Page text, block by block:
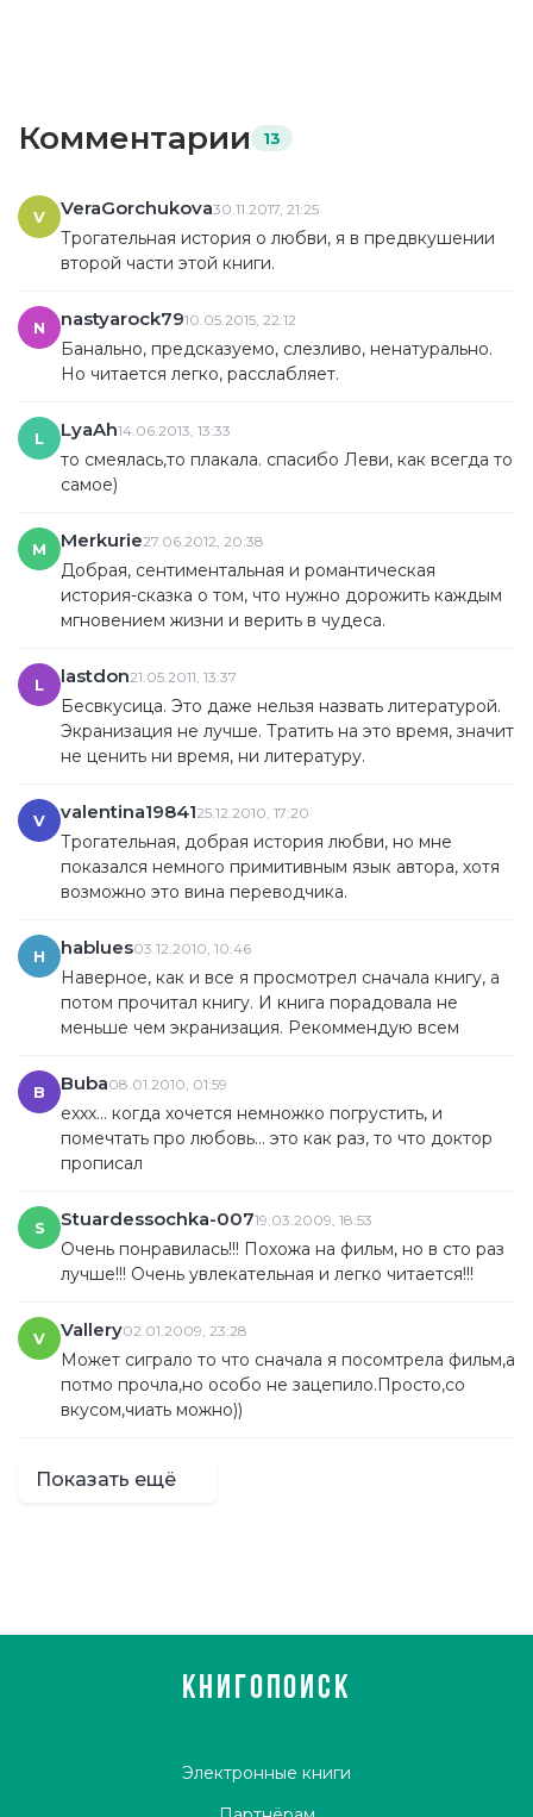
Комментарии 13
V VeraGorchukova30.11.2017, 21:25
Трогательная история о любви, я в предвкушении
второй части этой книги.
N nastyarock7910.05.2015, 22:12
Банально, предсказуемо, слезливо, ненатурально.
Но читается легко, расслабляет.
L LyaAh14.06.2013, 13:33
то смеялась,то плакала. спасибо Леви, как всегда то
самое)
M Merkurie27.06.2012, 20:38
Добрая, сентиментальная и романтическая
история-сказка о том, что нужно дорожить каждым
мгновением жизни и верить в чудеса.
L lastdon21.05.2011, 13:37
Бесвкусица. Это даже нельзя назвать литературой.
Экранизация не лучше. Тратить на это время, значит
не ценить ни время, ни литературу.
V valentina1984125.12.2010, 17:20
Трогательная, добрая история любви, но мне
показался немного примитивным язык автора, хотя
возможно это вина переводчика.
H hablues03.12.2010, 10:46
Наверное, как и все я просмотрел сначала книгу, а
потом прочитал книгу. И книга порадовала не
меньше чем экранизация. Рекоммендую всем
B Buba08.01.2010, 01:59
еххх... когда хочется немножко погрустить, и
помечтать про любовь... это как раз, то что доктор
прописал
S Stuardessochka-00719.03.2009, 18:53
Очень понравилась!!! Похожа на фильм, но в сто раз
лучше!!! Очень увлекательная и легко читается!!!
V Vallery02.01.2009, 23:28
Может сиграло то что сначала я посомтрела фильм,а
потмо прочла,но особо не зацепило.Просто,со
вкусом,чиать можно))
Показать ещё
КНИГОПОИСК
Электронные книги